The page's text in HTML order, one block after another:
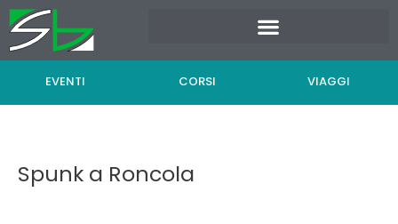
Vai
al
contenuto
EVENTI CORSI VIAGGI
Spunk a Roncola